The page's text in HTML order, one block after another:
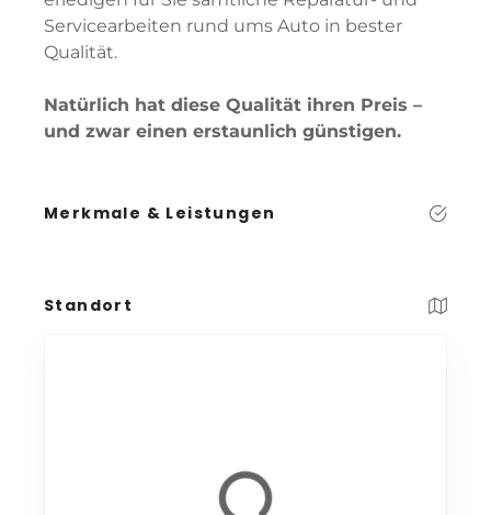
Servicearbeiten rund ums Auto in bester
Qualität.
Natürlich hat diese Qualität ihren Preis –
und zwar einen erstaunlich günstigen.
Merkmale & Leistungen
Standort